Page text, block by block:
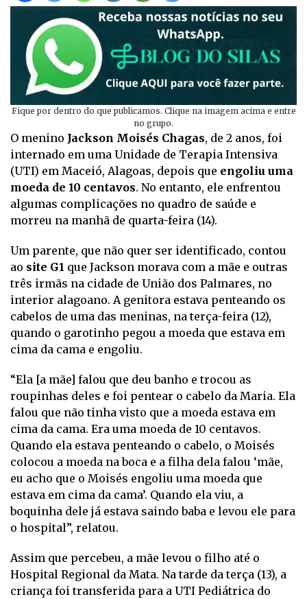
Fique por dentro do que publicamos. Clique na imagem acima e entre
no grupo.
O menino Jackson Moisés Chagas, de 2 anos, foi
internado em uma Unidade de Terapia Intensiva
(UTI) em Maceió, Alagoas, depois que engoliu uma
moeda de 10 centavos. No entanto, ele enfrentou
algumas complicações no quadro de saúde e
morreu na manhã de quarta-feira (14).
Um parente, que não quer ser identificado, contou
ao site G1 que Jackson morava com a mãe e outras
três irmãs na cidade de União dos Palmares, no
interior alagoano. A genitora estava penteando os
cabelos de uma das meninas, na terça-feira (12),
quando o garotinho pegou a moeda que estava em
cima da cama e engoliu.
“Ela [a mãe] falou que deu banho e trocou as
roupinhas deles e foi pentear o cabelo da Maria. Ela
falou que não tinha visto que a moeda estava em
cima da cama. Era uma moeda de 10 centavos.
Quando ela estava penteando o cabelo, o Moisés
colocou a moeda na boca e a filha dela falou ‘mãe,
eu acho que o Moisés engoliu uma moeda que
estava em cima da cama’. Quando ela viu, a
boquinha dele já estava saindo baba e levou ele para
o hospital”, relatou.
Assim que percebeu, a mãe levou o filho até o
Hospital Regional da Mata. Na tarde da terça (13), a
criança foi transferida para a UTI Pediátrica do